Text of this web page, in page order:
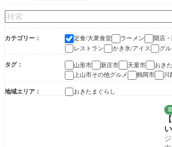
カテゴリー 定食/大衆食堂 ラーメン 開店
レストラン
かき氷/アイス グル
タグ 山形市 新庄市 天童市 おき
上山市その他グルメ
鶴岡市 川
地域エリア おきたまぐらし